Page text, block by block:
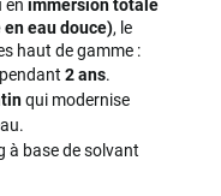
en immersion totale
eau douce), le
haut de gamme :
2 ans.
qui modernise
à base de solvant